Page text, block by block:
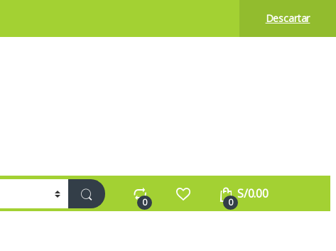
Descartar
0 0
S/0.00